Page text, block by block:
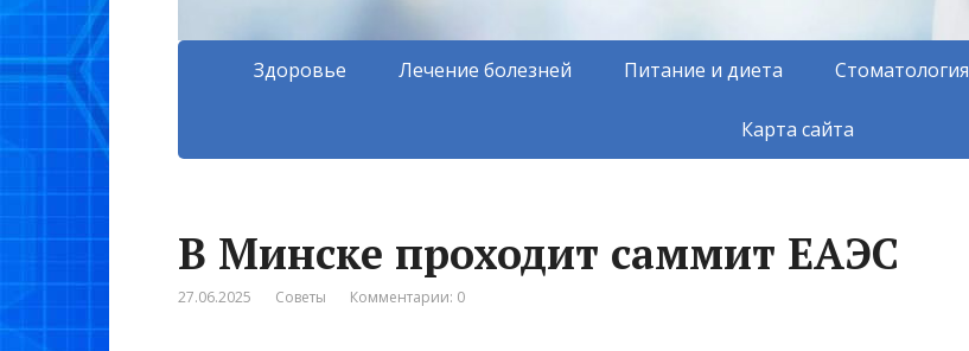
Здоровье Лечение болезней Питание и диета Стоматология
Карта сайта
В Минске проходит саммит ЕАЭС
27.06.2025 Советы Комментарии: 0